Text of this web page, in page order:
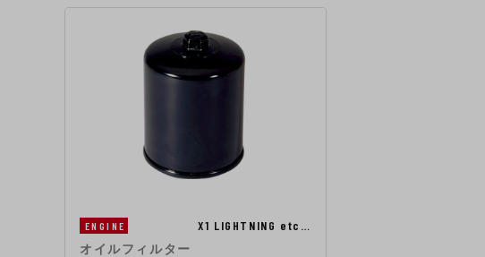
ENGINE X1 LIGHTNING etc…
オイルフィルター